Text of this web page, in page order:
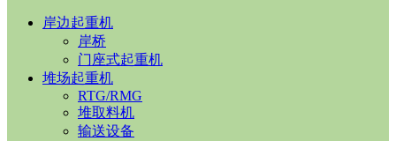
岸边起重机
岸桥
门座式起重机
堆场起重机
RTG/RMG
堆取料机
输送设备